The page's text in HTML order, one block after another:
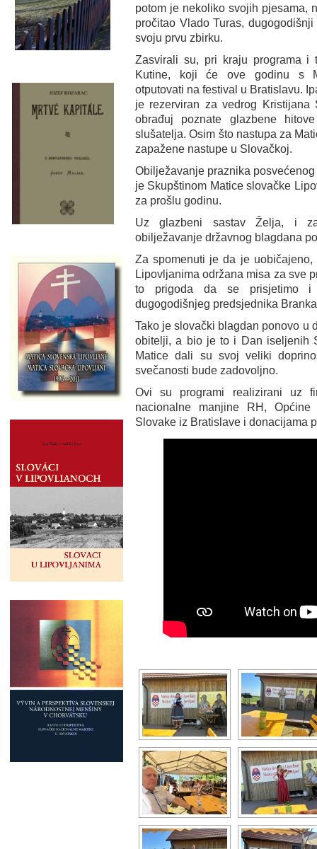
potom je nekoliko svojih pjesama,
pročitao Vlado Turas,
svoju prvu zbirku.
Zasvirali su, pri kraju programa i
Kutine, koji će ove godinu s
otputovati na festival u Bratislavu.
je rezerviran za vedrog
obrađuj poznate glazbene
slušatelja. Osim što nastupa za
zapažene nastupe u Slovačkoj.
Obilježavanje praznika
je Skupštinom Matice slovačke
za prošlu godinu.
Uz glazbeni sastav Želja, i
obilježavanje državnog blagdana
Za spomenuti je da je
Lipovljanima održana misa za sve
to prigoda da se prisjetimo i
dugogodišnjeg predsjednika
Tako je slovački blagdan ponovo u
obitelji, a bio je to i Dan iseljenih
Matice dali su svoj veliki
svečanosti bude zadovoljno.
Ovi su programi realizirani uz
nacionalne manjine RH,
Slovake iz Bratislave i donacijama